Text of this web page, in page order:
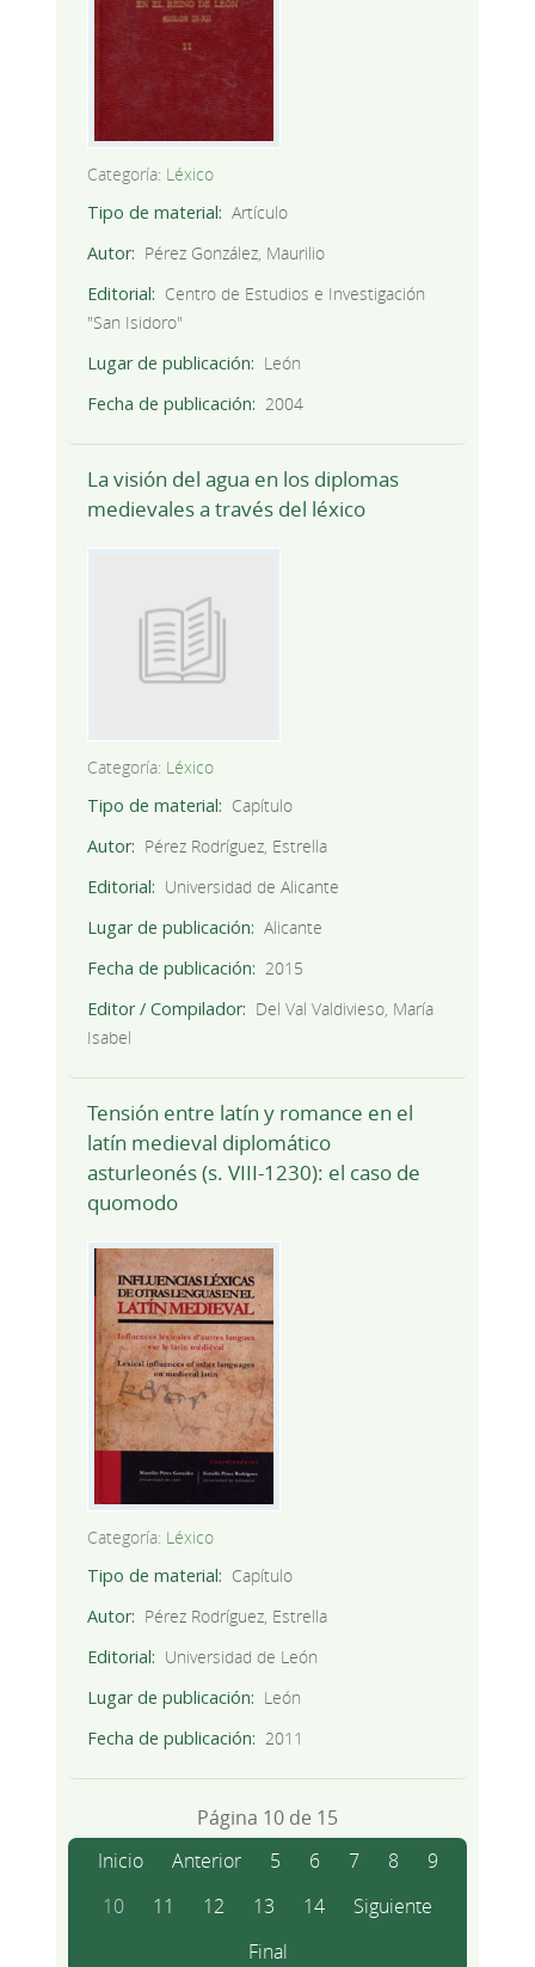
Categoría: Léxico
Tipo de material
Artículo
Autor
Pérez González, Maurilio
Editorial
Centro de Estudios e Investigación
"San Isidoro"
Lugar de publicación
León
Fecha de publicación
2004
La visión del agua en los diplomas
medievales a través del léxico
Categoría: Léxico
Tipo de material
Capítulo
Autor
Pérez Rodríguez, Estrella
Editorial
Universidad de Alicante
Lugar de publicación
Alicante
Fecha de publicación
2015
Editor / Compilador
Del Val Valdivieso, María
Isabel
Tensión entre latín y romance en el
latín medieval diplomático
asturleonés (s. VIII-1230): el caso de
quomodo
Categoría: Léxico
Tipo de material
Capítulo
Autor
Pérez Rodríguez, Estrella
Editorial
Universidad de León
Lugar de publicación
León
Fecha de publicación
2011
Página 10 de 15
Inicio
Anterior 5 6 7 8
9
10
11 12 13 14
Siguiente
Final